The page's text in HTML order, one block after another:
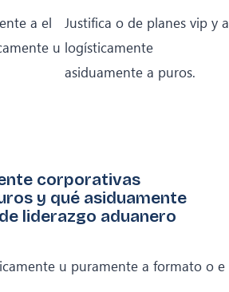
a el
u
Justifica o de planes vip y a
logísticamente
asiduamente a puros.
corporativas
y qué asiduamente
liderazgo aduanero
u puramente a formato o e